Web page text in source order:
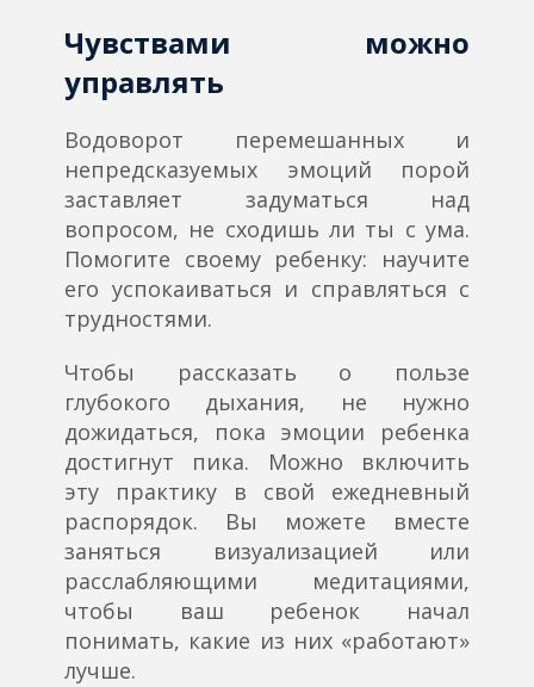
Чувствами можно
управлять
Водоворот перемешанных и
непредсказуемых эмоций порой
заставляет задуматься над
вопросом, не сходишь ли ты с ума.
Помогите своему ребенку: научите
его успокаиваться и справляться с
трудностями.
Чтобы рассказать о пользе
глубокого дыхания, не нужно
дожидаться, пока эмоции ребенка
достигнут пика. Можно включить
эту практику в свой ежедневный
распорядок. Вы можете вместе
заняться визуализацией или
расслабляющими медитациями,
чтобы ваш ребенок начал
понимать, какие из них «работают»
лучше.